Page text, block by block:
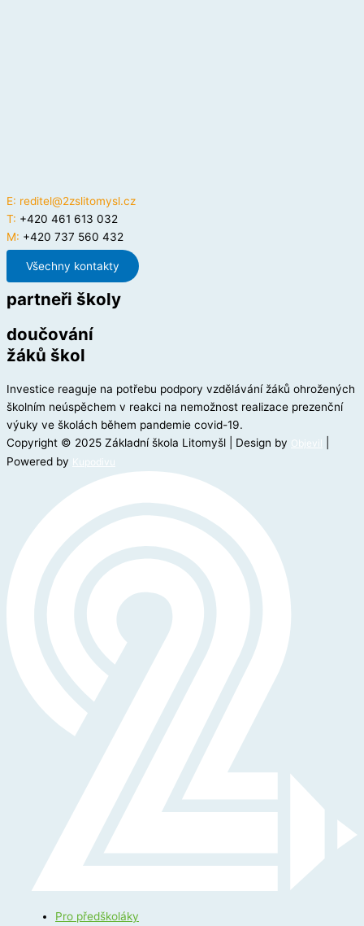
E: reditel@2zslitomysl.cz
T: +420 461 613 032
M: +420 737 560 432
Všechny kontakty
partneři školy
doučování
žáků škol
Investice reaguje na potřebu podpory vzdělávání žáků ohrožených
školním neúspěchem v reakci na nemožnost realizace prezenční
výuky ve školách během pandemie covid-19.
Copyright © 2025 Základní škola Litomyšl | Design by Objevil
Powered by Kupodivu
Pro předškoláky